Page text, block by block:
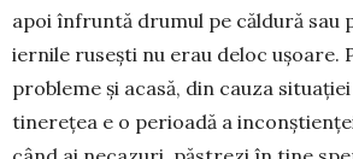
apoi înfruntă drumul pe căldură sau
iernile ruseşti nu erau deloc uşoare.
probleme şi acasă, din cauza
tinereţea e o perioadă a